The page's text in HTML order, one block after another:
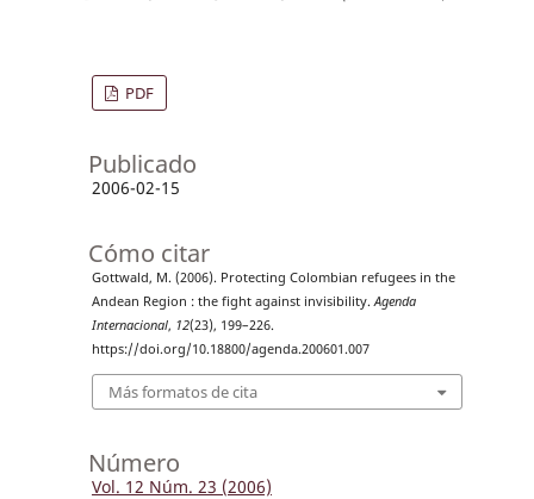
PDF
Publicado
2006-02-15
Cómo citar
Gottwald, M. (2006). Protecting Colombian refugees in the
Andean Region : the fight against invisibility.Agenda
Internacional, 12(23), 199–226.
https://doi.org/10.18800/agenda.200601.007
Más formatos de cita
Número
Vol. 12 Núm. 23 (2006)